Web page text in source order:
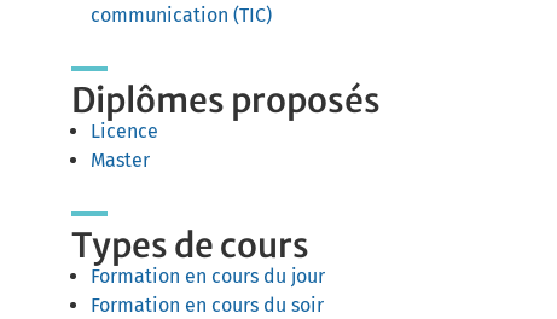
communication (TIC)
Diplômes proposés
Licence
Master
Types de cours
Formation en cours du jour
Formation en cours du soir